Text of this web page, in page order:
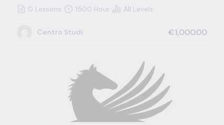
0 Lessons 1500 Hour All Levels
Centro Studi €1,000.00